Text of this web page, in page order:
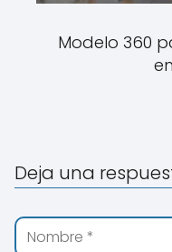
Modelo 360
Deja una